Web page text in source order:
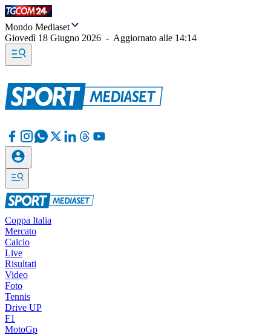
Mondo Mediaset
Giovedì 18 Giugno 2026 - Aggiornato alle 14:14
Coppa Italia
Mercato
Calcio
Live
Risultati
Video
Foto
Tennis
Drive UP
F1
MotoGp